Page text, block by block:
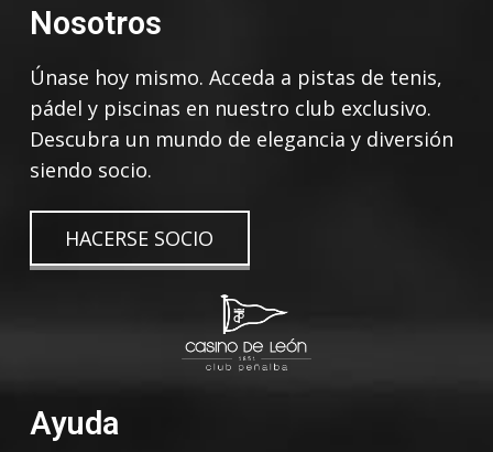
Nosotros
Únase hoy mismo. Acceda a pistas de tenis,
pádel y piscinas en nuestro club exclusivo.
Descubra un mundo de elegancia y diversión
siendo socio.
HACERSE SOCIO
Ayuda